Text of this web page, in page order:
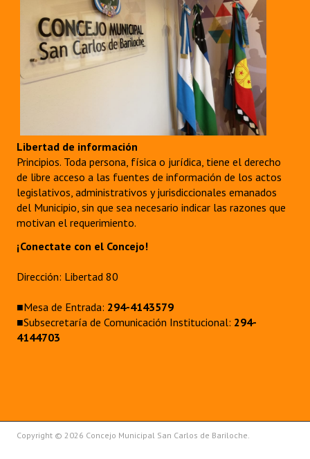
Libertad de información
Principios. Toda persona, física o jurídica, tiene el derecho
de libre acceso a las fuentes de información de los actos
legislativos, administrativos y jurisdiccionales emanados
del Municipio, sin que sea necesario indicar las razones que
motivan el requerimiento.
¡Conectate con el Concejo!
Dirección: Libertad 80
■Mesa de Entrada: 294-4143579
■Subsecretaría de Comunicación Institucional: 294-
4144703
Copyright © 2026 Concejo Municipal San Carlos de Bariloche.